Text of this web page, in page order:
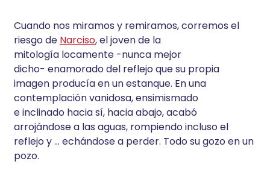
Cuando nos miramos y remiramos, corremos el
riesgo de Narciso, el joven de la
mitología locamente -nunca mejor
dicho- enamorado del reflejo que su propia
imagen producía en un estanque. En una
contemplación vanidosa, ensimismado
e inclinado hacia sí, hacia abajo, acabó
arrojándose a las aguas, rompiendo incluso el
reflejo y … echándose a perder. Todo su gozo en un
pozo.